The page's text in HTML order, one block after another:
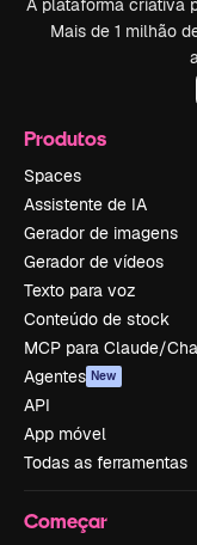
A plataforma criativa
Mais de 1 milhão
Produtos
Spaces
Assistente de IA
Gerador de imagens
Gerador de vídeos
Texto para voz
Conteúdo de stock
MCP para Claude/
Agentes New
API
App móvel
Todas as ferramentas
Começar